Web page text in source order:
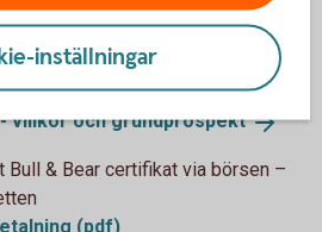
Finansinspektionen godkända
handlar. Slutliga villkor samt
ner på hemsidan.
villkor ochgrundprospekt
Bull & Bear certifikat via börsen –
(pdf)
inställningar